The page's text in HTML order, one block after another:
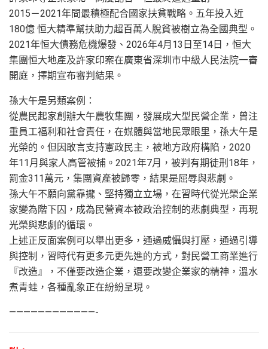
2015－2021年間最積極配合國家扶貧戰略。五年投入近
180億 恒大精準幫扶助力超百萬人脫貧被樹立為全國典型。
2021年恒大債務危機爆發、2026年4月13日至14日，恒大
集團恒大地產及許家印案在廣東省深圳市中級人民法院一審
開庭，擇期宣布審判結果。
孫大午是另類案例：
從農民起家創辦大午農牧集團，發展成大型民營企業，曾注
重員工福利和社會責任，在媒體與當地民眾眼里，孫大午是
光榮的。但因敢言支持憲政民主，被地方政府構陷，2020
年11月與家人高管被捕。2021年7月，被判有期徒刑18年，
罰金311萬元，集團資產被歸零，結果是屈辱與悲劇。
孫大午不願向黨靠攏、堅持獨立立場，在習時代從光榮企業
家變為階下囚，成為民營資本被政治控制的悲劇典型，再現
光榮與悲劇的循環。
上述正反面案例可以舉出更多，通過威懾與打壓，通過引導
與控制，習時代有更多元更先進的方式，對民營工商業進行
『改造』，不僅要改造企業，還要改變企業家的精神，溫水
煮青蛙，各種亂象正在紛紛呈現。
————————————-